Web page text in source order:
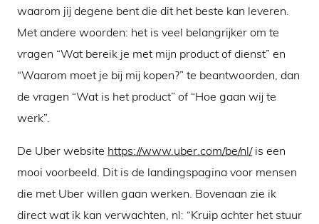
waarom jij degene bent die dit het beste kan leveren.
Met andere woorden: het is veel belangrijker om te
vragen “Wat bereik je met mijn product of dienst” en
“Waarom moet je bij mij kopen?” te beantwoorden, dan
de vragen “Wat is het product” of “Hoe gaan wij te
werk”.
De Uber website https://www.uber.com/be/nl/is een
mooi voorbeeld. Dit is de landingspagina voor mensen
die met Uber willen gaan werken. Bovenaan zie ik
direct wat ik kan verwachten, nl: “Kruip achter het stuur